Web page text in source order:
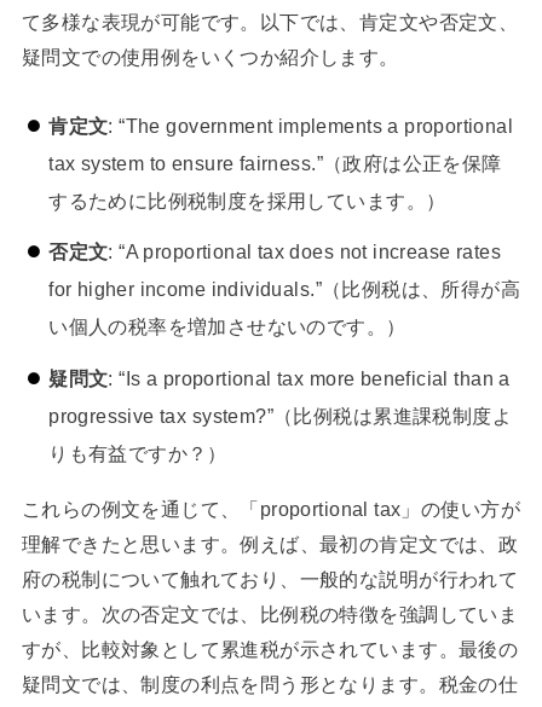
て多様な表現が可能です。以下では、肯定文や否定文、
疑問文での使用例をいくつか紹介します。
肯定文: “The government implements a proportional
tax system to ensure fairness.”（政府は公正を保障
するために比例税制度を採用しています。）
否定文: “A proportional tax does not increase rates
for higher income individuals.”（比例税は、所得が高
い個人の税率を増加させないのです。）
疑問文: “Is a proportional tax more beneficial than a
progressive tax system?”（比例税は累進課税制度よ
りも有益ですか？）
これらの例文を通じて、「proportional tax」の使い方が
理解できたと思います。例えば、最初の肯定文では、政
府の税制について触れており、一般的な説明が行われて
います。次の否定文では、比例税の特徴を強調していま
すが、比較対象として累進税が示されています。最後の
疑問文では、制度の利点を問う形となります。税金の仕